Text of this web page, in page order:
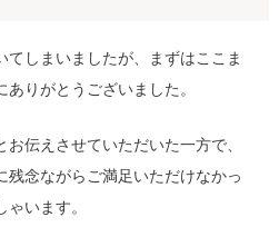
しまいましたが、まずはここま
りがとうございました。
伝えさせていただいた一方で、
残念ながらご満足いただけなかっ
います。